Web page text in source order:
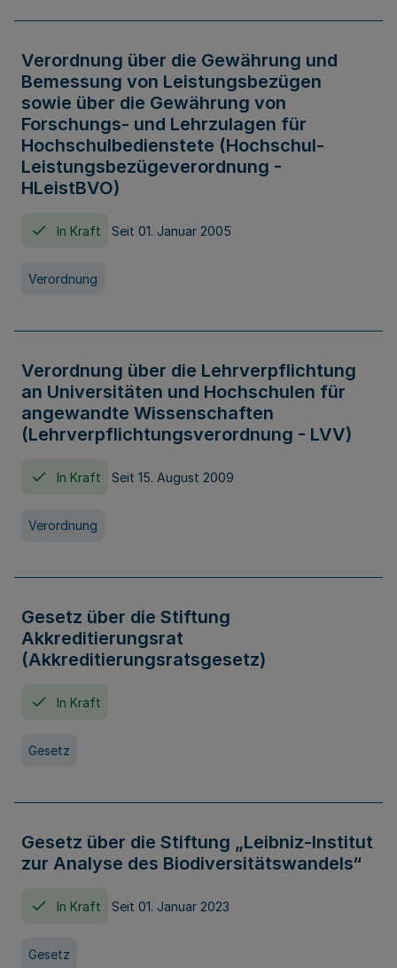
Verordnung über die Gewährung und
Bemessung von Leistungsbezügen
sowie über die Gewährung von
Forschungs- und Lehrzulagen für
Hochschulbedienstete (Hochschul-
Leistungsbezügeverordnung -
HLeistBVO)
In Kraft Seit 01. Januar 2005
Verordnung
Verordnung über die Lehrverpflichtung
an Universitäten und Hochschulen für
angewandte Wissenschaften
(Lehrverpflichtungsverordnung - LVV)
In Kraft Seit 15. August 2009
Verordnung
Gesetz über die Stiftung
Akkreditierungsrat
(Akkreditierungsratsgesetz)
In Kraft
Gesetz
Gesetz über die Stiftung „Leibniz-Institut
zur Analyse des Biodiversitätswandels“
In Kraft Seit 01. Januar 2023
Gesetz